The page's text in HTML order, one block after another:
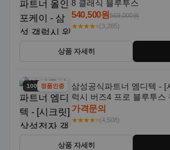
8 클래식 블루투스
540,500원569,000원
★★★★⭐(3,285)
상품 자세히
100% 할인
정품인증
삼성공식파트너 엠디텍 - [
럭시 버즈4 프로 블루투스
R640N
가격문의
★★★★⭐(4,508)
상품 자세히